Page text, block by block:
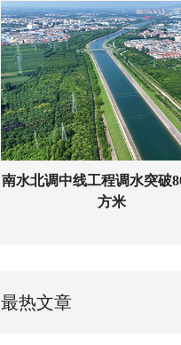
南水北调中线工程调水突破
方米
最热文章